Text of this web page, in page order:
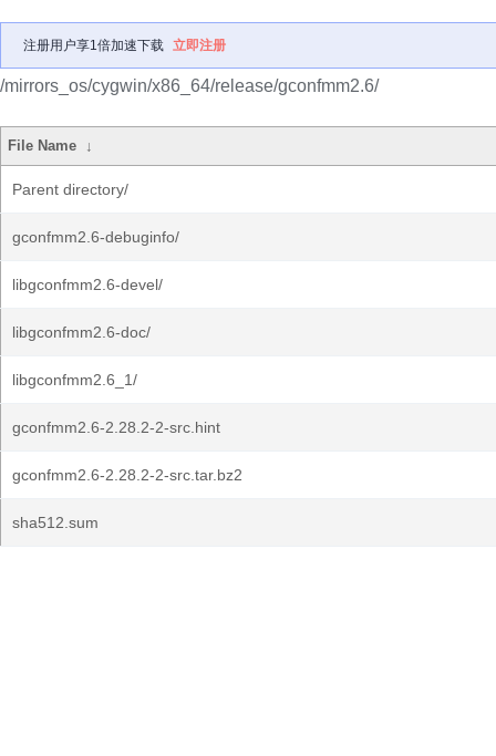
注册用户享1倍加速下载 立即注册
/mirrors_os/cygwin/x86_64/release/gconfmm2.6/
File Name ↓
Parent directory/
gconfmm2.6-debuginfo/
libgconfmm2.6-devel/
libgconfmm2.6-doc/
libgconfmm2.6_1/
gconfmm2.6-2.28.2-2-src.hint
gconfmm2.6-2.28.2-2-src.tar.bz2
sha512.sum